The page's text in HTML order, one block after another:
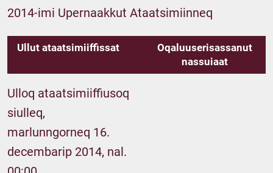
2014-imi Upernaakkut Ataatsimiinneq
Ullut ataatsimiiffissat
Oqaluuserisassanut
nassuiaat
Ulloq ataatsimiiffiusoq
siulleq,
marlunngorneq 16.
decembarip 2014, nal.